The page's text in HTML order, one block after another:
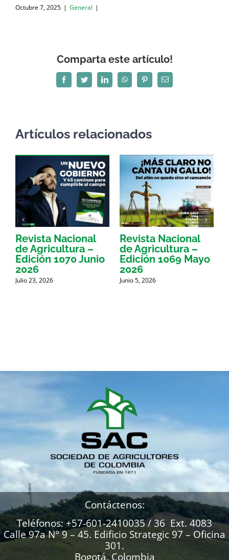
Octubre 7, 2025 | General |
Comparta este artículo!
FacebookTwitterLinkedInWhatsAppPinterestCorreo
electrónico
Artículos relacionados
Revista Nacional
de Agricultura –
Edición 1070 Junio
2026
Julio 23, 2026
Revista Nacional
de Agricultura –
Edición 1069 Mayo
2026
Junio 5, 2026
Contáctenos:
Teléfonos: +57-601-2410035 / 36 Ext. 4083
Calle 97a N° 9 – 45. Edificio Strategic 97 – Oficina
301.
Bogotá, Colombia